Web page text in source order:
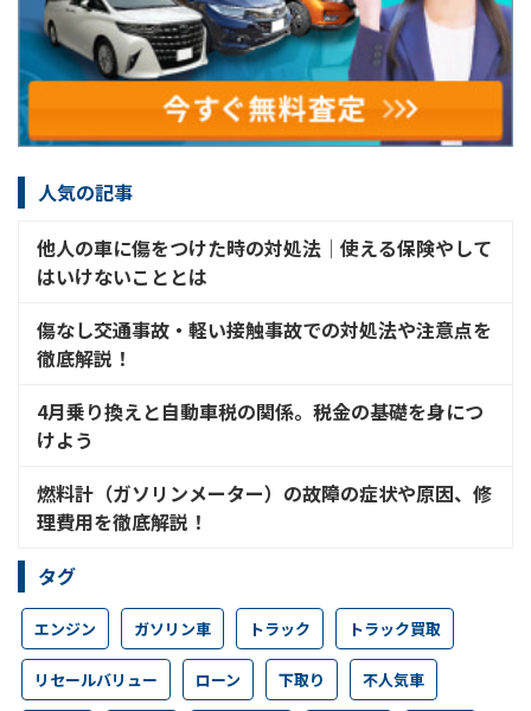
人気の記事
他人の車に傷をつけた時の対処法│使える保険やして
はいけないこととは
傷なし交通事故・軽い接触事故での対処法や注意点を
徹底解説！
4月乗り換えと自動車税の関係。税金の基礎を身につ
けよう
燃料計（ガソリンメーター）の故障の症状や原因、修
理費用を徹底解説！
タグ
エンジン ガソリン車 トラック トラック買取
リセールバリュー ローン 下取り 不人気車